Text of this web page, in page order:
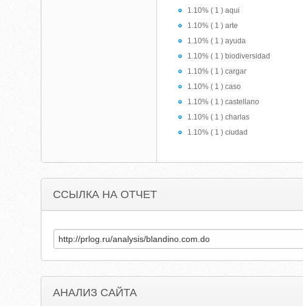
1.10% ( 1 ) aqui
1.10% ( 1 ) arte
1.10% ( 1 ) ayuda
1.10% ( 1 ) biodiversidad
1.10% ( 1 ) cargar
1.10% ( 1 ) caso
1.10% ( 1 ) castellano
1.10% ( 1 ) charlas
1.10% ( 1 ) ciudad
ССЫЛКА НА ОТЧЕТ
АНАЛИЗ САЙТА